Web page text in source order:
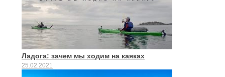
Ладога: зачем мы ходим на каяках
25.02.2021